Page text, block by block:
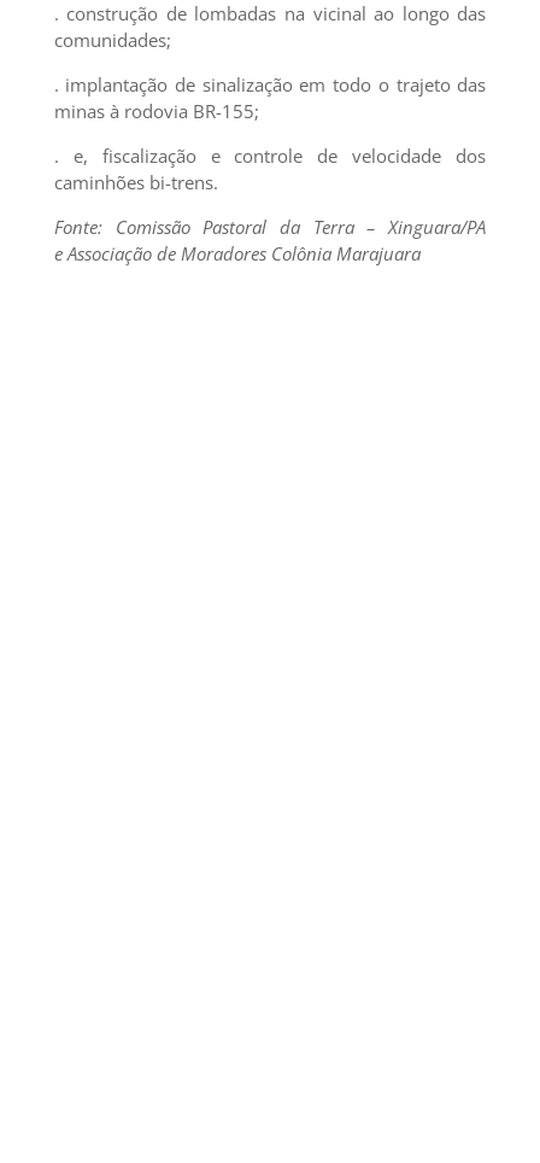
. construção de lombadas na vicinal ao longo das
comunidades;
. implantação de sinalização em todo o trajeto das
minas à rodovia BR-155;
. e, fiscalização e controle de velocidade dos
caminhões bi-trens.
Fonte: Comissão Pastoral da Terra – Xinguara/PA
e Associação de Moradores Colônia Marajuara